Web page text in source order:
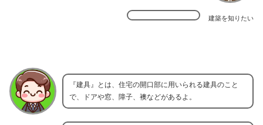
建築を知りたい
『建具』とは、住宅の開口部に用いられる建具のこと
で、ドアや窓、障子、襖などがあるよ。